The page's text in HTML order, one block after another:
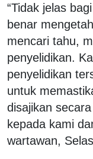
“Tidak jelas
benar
mencari tahu,
penyelidikan.
penyelidikan
untuk
disajikan
kepada kami
wartawan,